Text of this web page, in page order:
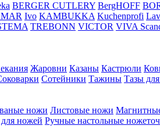
BERGER CUTLERY BergHOFF
Ivo KAMBUKKA Kuchenprofi
TREBONN VICTOR VIVA
Жаровни Казаны Кастрюли
Сотейники Тажины Тазы
ножи Листовые ножи
ножей Ручные настольные